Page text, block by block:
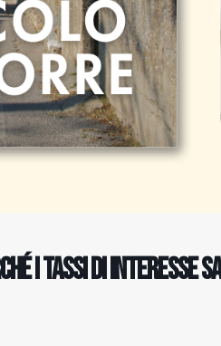
i tassi di interesse